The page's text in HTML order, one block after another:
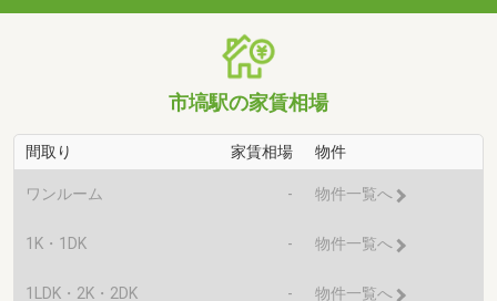
市塙駅の家賃相場
間取り 家賃相場 物件
ワンルーム - 物件一覧へ
1K・1DK - 物件一覧へ
1LDK・2K・2DK - 物件一覧へ